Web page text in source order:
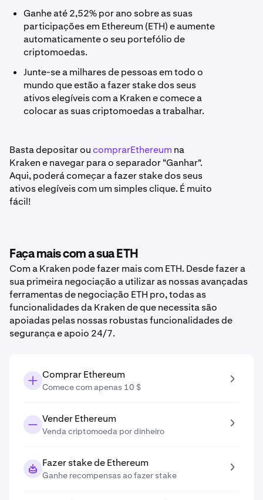
Ganhe até 2,52% por ano sobre as suas
participações em Ethereum (ETH) e aumente
automaticamente o seu portefólio de
criptomoedas.
Junte-se a milhares de pessoas em todo o
mundo que estão a fazer stake dos seus
ativos elegíveis com a Kraken e comece a
colocar as suas criptomoedas a trabalhar.
Basta depositar oucomprarEthereum na
Kraken e navegar para o separador "Ganhar".
Aqui, poderá começar a fazer stake dos seus
ativos elegíveis com um simples clique. É muito
fácil!
Faça mais com a sua ETH
Com a Kraken pode fazer mais com ETH. Desde fazer a
sua primeira negociação a utilizar as nossas avançadas
ferramentas de negociação ETH pro, todas as
funcionalidades da Kraken de que necessita são
apoiadas pelas nossas robustas funcionalidades de
segurança e apoio 24/7.
Comprar Ethereum
Comece com apenas 10 $
Vender Ethereum
Venda criptomoeda por dinheiro
Fazer stake de Ethereum
Ganhe recompensas ao fazer stake